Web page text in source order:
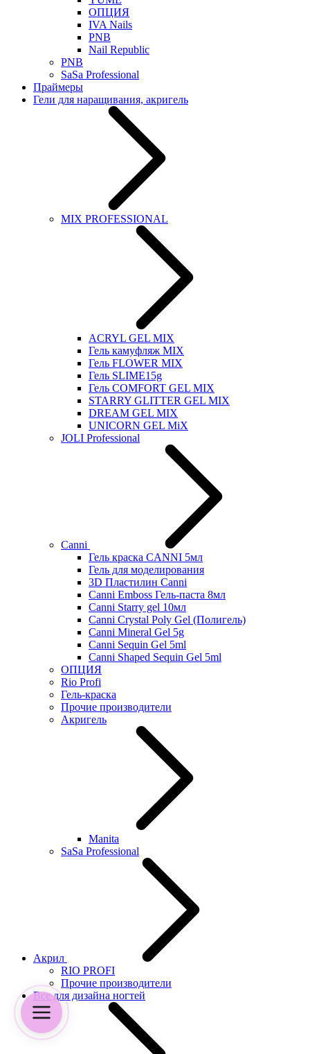
ОПЦИЯ
IVA Nails
PNB
Nail Republic
PNB
SaSa Professional
Праймеры
Гели для наращивания, акригель
MIX PROFESSIONAL
ACRYL GEL MIX
Гель камуфляж MIX
Гель FLOWER MIX
Гель SLIME15g
Гель COMFORT GEL MIX
STARRY GLITTER GEL MIX
DREAM GEL MIX
UNICORN GEL MiX
JOLI Professional
Canni
Гель краска CANNI 5мл
Гель для моделирования
3D Пластилин Canni
Canni Emboss Гель-паста 8мл
Canni Starry gel 10мл
Canni Crystal Poly Gel (Полигель)
Canni Mineral Gel 5g
Canni Sequin Gel 5ml
Canni Shaped Sequin Gel 5ml
ОПЦИЯ
Rio Profi
Гель-краска
Прочие производители
Акригель
Manita
SaSa Professional
Акрил
RIO PROFI
Прочие производители
Все для дизайна ногтей